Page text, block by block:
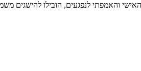
והאמפתי לנפגעים, הובילו להישגים